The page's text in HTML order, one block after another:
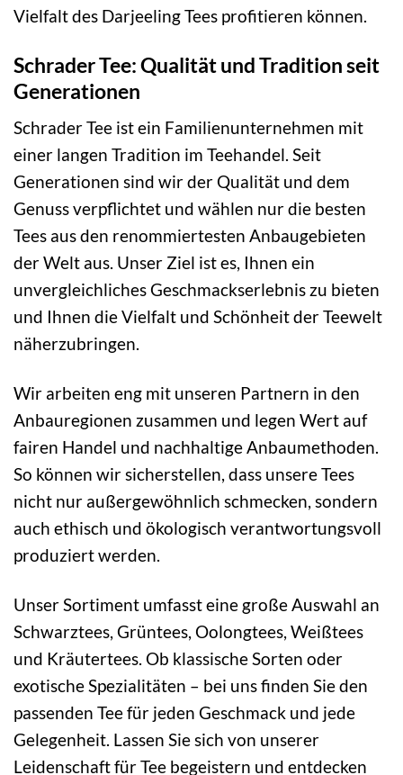
Vielfalt des Darjeeling Tees profitieren können.
Schrader Tee: Qualität und Tradition seit
Generationen
Schrader Tee ist ein Familienunternehmen mit
einer langen Tradition im Teehandel. Seit
Generationen sind wir der Qualität und dem
Genuss verpflichtet und wählen nur die besten
Tees aus den renommiertesten Anbaugebieten
der Welt aus. Unser Ziel ist es, Ihnen ein
unvergleichliches Geschmackserlebnis zu bieten
und Ihnen die Vielfalt und Schönheit der Teewelt
näherzubringen.
Wir arbeiten eng mit unseren Partnern in den
Anbauregionen zusammen und legen Wert auf
fairen Handel und nachhaltige Anbaumethoden.
So können wir sicherstellen, dass unsere Tees
nicht nur außergewöhnlich schmecken, sondern
auch ethisch und ökologisch verantwortungsvoll
produziert werden.
Unser Sortiment umfasst eine große Auswahl an
Schwarztees, Grüntees, Oolongtees, Weißtees
und Kräutertees. Ob klassische Sorten oder
exotische Spezialitäten – bei uns finden Sie den
passenden Tee für jeden Geschmack und jede
Gelegenheit. Lassen Sie sich von unserer
Leidenschaft für Tee begeistern und entdecken